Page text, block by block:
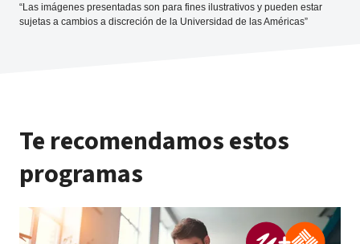
“Las imágenes presentadas son para fines ilustrativos y pueden estar
sujetas a cambios a discreción de la Universidad de las Américas”
Te recomendamos estos
programas